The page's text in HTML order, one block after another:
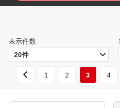
表示件数
1 2 3 4